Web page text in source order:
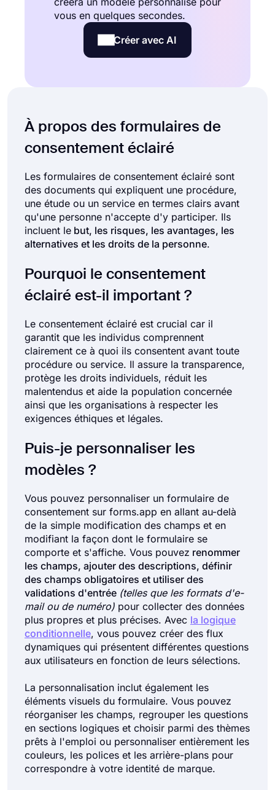
vous en quelques secondes.
Créer avec AI
À propos des formulaires de
consentement éclairé
Les formulaires de consentement éclairé sont
des documents qui expliquent une procédure,
une étude ou un service en termes clairs avant
qu'une personne n'accepte d'y participer. Ils
incluent le but, les risques, les avantages, les
alternatives et les droits de la personne.
Pourquoi le consentement
éclairé est-il important ?
Le consentement éclairé est crucial car il
garantit que les individus comprennent
clairement ce à quoi ils consentent avant toute
procédure ou service. Il assure la transparence,
protège les droits individuels, réduit les
malentendus et aide la population concernée
ainsi que les organisations à respecter les
exigences éthiques et légales.
Puis-je personnaliser les
modèles ?
Vous pouvez personnaliser un formulaire de
consentement sur forms.app en allant au-delà
de la simple modification des champs et en
modifiant la façon dont le formulaire se
comporte et s'affiche. Vous pouvez renommer
les champs, ajouter des descriptions, définir
des champs obligatoires et utiliser des
validations d'entrée (telles que les formats d'e-
mail ou de numéro) pour collecter des données
plus propres et plus précises. Avec la logique
conditionnelle, vous pouvez créer des flux
dynamiques qui présentent différentes questions
aux utilisateurs en fonction de leurs sélections.
La personnalisation inclut également les
éléments visuels du formulaire. Vous pouvez
réorganiser les champs, regrouper les questions
en sections logiques et choisir parmi des thèmes
prêts à l'emploi ou personnaliser entièrement les
couleurs, les polices et les arrière-plans pour
correspondre à votre identité de marque.